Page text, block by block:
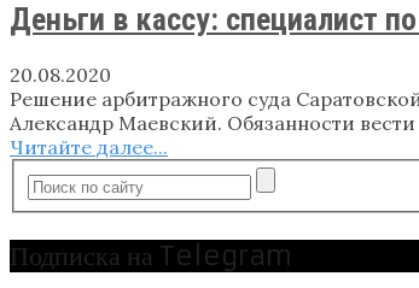
Деньги в кассу: специалист
20.08.2020
Решение арбитражного суда
Александр Маевский. Обязанности
Читайте далее...
Подписка на Telegram